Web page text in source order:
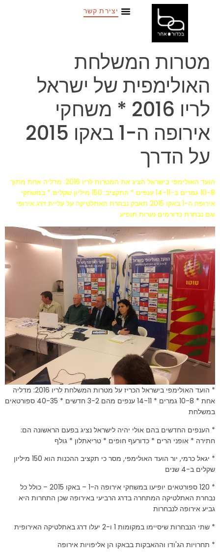
יצירת קשר
מטרות המשלחת
האולימפית של ישראל
לריו 2016 * משחקי
אירופה ה-1 באקו 2015
על הדרך
הועד האולימפי בישראל הציג את המטרות לריו 2016: מדליה אחת מתוך
10-8 גמרים ב-14-11 ענפים * התקציב: 150 מיליון שקלים * במשחקי
אירופה ה-1 באקו 2015 תאבק נבחרת האתלטיקה על עליית דרג אירופי
וגם נבחרת כדורמים נערות תופיע
* הועד האולימפי בישראל הכריז על מטרות המשלחת לריו 2016: מדליה
אחת * 10-8 גמרים * 14-11 ענפים מהם 3-2 חדשים * 40-35 ספורטאים
במשלחת
* הענפים החדשים בהם אולי יהיה לישראל נציג בפעם הראשונה הם:
חתירה * אופני הרים * כדורעף חופים * טריאתלון * גולף
* יגאל כרמי, יור הועד האולימפי, מסר כי תקציב ההכנות הוא 150 מיליון
שקלים ב-4 שנים
* 120 ספורטאים יופיעו במשחקי אירופה ה-1 – באקו 2015 – כולל כל
נבחרת האתלטיקה המתחרה בדרג הרביעי באירופה שכן התחרות היא
גביע אירופה לנבחרות
* שתי הנבחרות שיסיימו במקומות 1 ו-2 יעלו דרג באתלטיקה האירופית
* תחרויות הג'ודו וההאבקות בבאקו הן אליפויות אירופה